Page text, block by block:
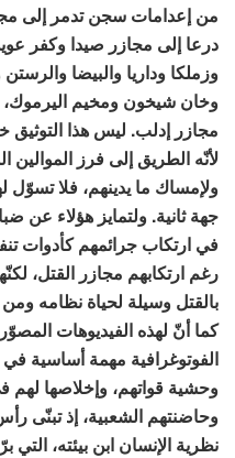
من إعدامات سجن تدمر إلى
درعا إلى مجازر صيدا وكفر
وزملكا وداريا والبيضا
وخان شيخون ومخيم اليرموك،
مجازر إدلب. ليس هذا
لأنّه الطريق إلى فرز
ولإمساك ما يدينهم، فلا تسوّل
جهة ثانية. ولتمايز هؤلاء
في ارتكاب جرائمهم كأدوات
رغم ارتكابهم مجازر القتل،
بالقتل وسيلة لحياة نظامه
كما أنّ لهذه الفيديوهات
الفوتوغرافية مهمة أساسية
وحشية قواتهم، وإخلاصها لهم
وحاضنتهم الشعبية، إذ تبنّى
نظرية الإنسان ابن بيئته،